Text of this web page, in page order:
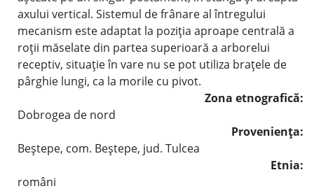
axului vertical. Sistemul de frânare al întregului
mecanism este adaptat la poziţia aproape centrală a
roţii măselate din partea superioară a arborelui
receptiv, situaţie în vare nu se pot utiliza braţele de
pârghie lungi, ca la morile cu pivot.
Zona etnografică:
Dobrogea de nord
Provenienţa:
Beştepe, com. Beştepe, jud. Tulcea
Etnia:
români